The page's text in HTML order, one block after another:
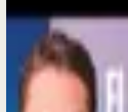
Ismael Cala
Seguir explorando
Reset rápido
¿Por qué el